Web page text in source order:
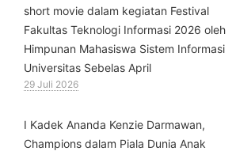
short movie dalam kegiatan Festival
Fakultas Teknologi Informasi 2026 oleh
Himpunan Mahasiswa Sistem Informasi
Universitas Sebelas April
29 Juli 2026
⁠I Kadek Ananda Kenzie Darmawan,
Champions dalam Piala Dunia Anak